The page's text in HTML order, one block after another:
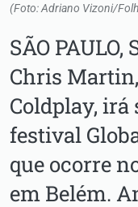
(Foto: Adriano Vizoni/
SÃO PAULO,
Chris
Coldplay, irá
festival
que ocorre
em Belém.